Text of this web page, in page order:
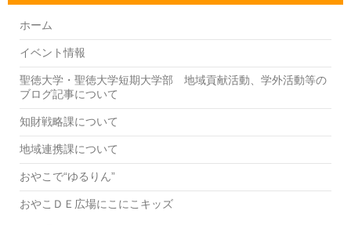
ホーム
イベント情報
聖徳大学・聖徳大学短期大学部 地域貢献活動、学外活動等の
ブログ記事について
知財戦略課について
地域連携課について
おやこで“ゆるりん”
おやこＤＥ広場にこにこキッズ